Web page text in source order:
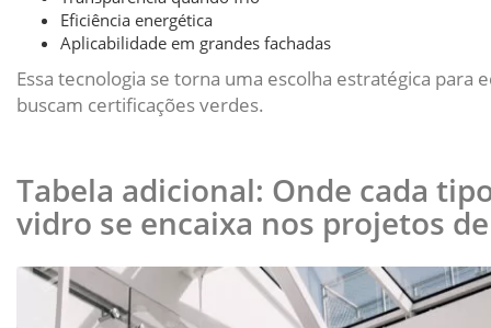
Eficiência energética
Aplicabilidade em grandes fachadas
Essa tecnologia se torna uma escolha estratégica para
buscam certificações verdes.
Tabela adicional: Onde cada
vidro se encaixa nos projetos